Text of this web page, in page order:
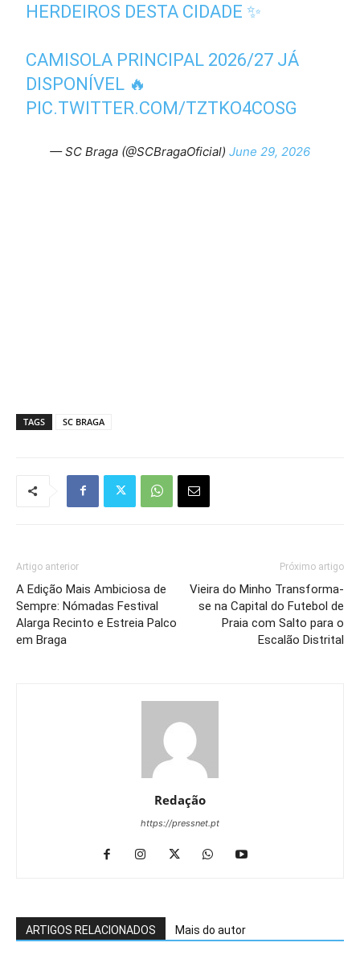
HERDEIROS DESTA CIDADE ✨
CAMISOLA PRINCIPAL 2026/27 JÁ
DISPONÍVEL 🔥
PIC.TWITTER.COM/TZTKO4COSG
— SC Braga (@SCBragaOficial) June 29, 2026
TAGS SC BRAGA
Artigo anterior
A Edição Mais Ambiciosa de
Sempre: Nómadas Festival
Alarga Recinto e Estreia Palco
em Braga
Próximo artigo
Vieira do Minho Transforma-
se na Capital do Futebol de
Praia com Salto para o
Escalão Distrital
Redação
https://pressnet.pt
ARTIGOS RELACIONADOS Mais do autor